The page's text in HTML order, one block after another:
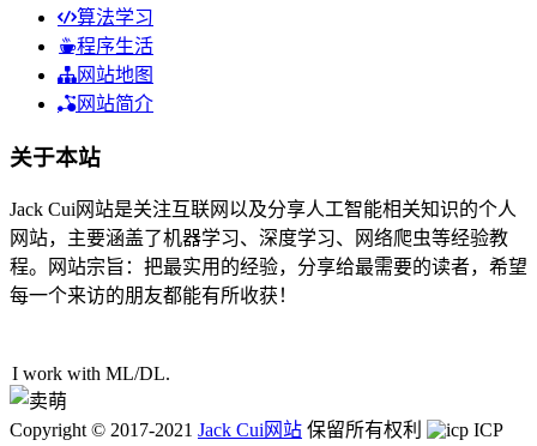
算法学习
程序生活
网站地图
网站简介
关于本站
Jack Cui网站是关注互联网以及分享人工智能相关知识的个人
网站，主要涵盖了机器学习、深度学习、网络爬虫等经验教
程。网站宗旨：把最实用的经验，分享给最需要的读者，希望
每一个来访的朋友都能有所收获！
I work with ML^M-$
Copyright © 2017-2021 Jack Cui网站 保留所有权利
ICP